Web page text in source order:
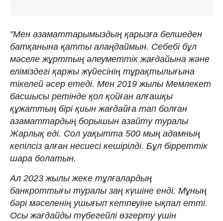
"Мен азаматтарымыздың қарыз­ға белшеден
батқанына қатты алаң­даймын. Себебі бұл
мәселе жұрттың әлеуметтік жағдайына және
еліміздегі қаржы жүйесінің тұрақтылығына
тікелей әсер етеді. Мен 2019 жылы Мемлекет
басшысы ретінде қол қойған алғашқы
құжаттың бірі қиын жағдайға тап болған
азаматтардың борышын азайту туралы
Жарлық еді. Сол уақытта 500 мың адамның
кепілсіз алған несиесі кешірілді. Бұл бірреттік
шара болатын.
Ал 2023 жылы жеке тұлғалардың
банкроттығы туралы заң күшіне енді. Мұның
бәрі мәселенің ушығып кетпеуіне ықпал етті.
Осы жағдайды түбегейлі өзгерту үшін